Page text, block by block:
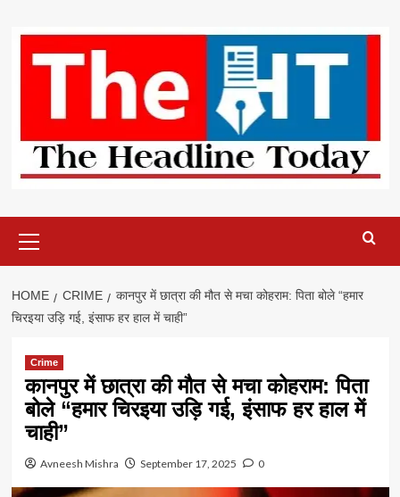
content
Menu
HOME CRIME
कानपुर में छात्रा की मौत से मचा कोहराम: पिता बोले “हमार
चिरइया उड़ि गई, इंसाफ हर हाल में चाही”
Crime
कानपुर में छात्रा की मौत से मचा कोहराम: पिता
बोले “हमार चिरइया उड़ि गई, इंसाफ हर हाल में
चाही”
Avneesh Mishra September 17, 2025 0